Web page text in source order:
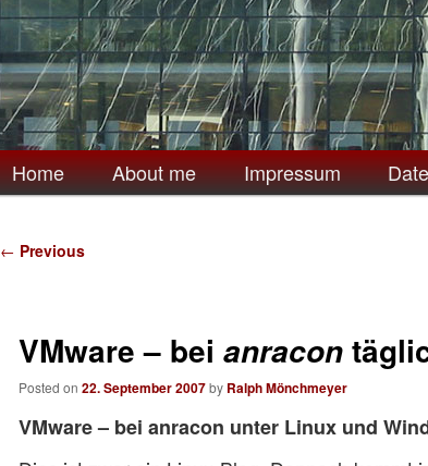
Home About me Impressum
Post
← Previous
VMware – bei anracon
Posted on 22. September 2007by Ralph Mönchmeyer
VMware – bei anracon unter Linux und